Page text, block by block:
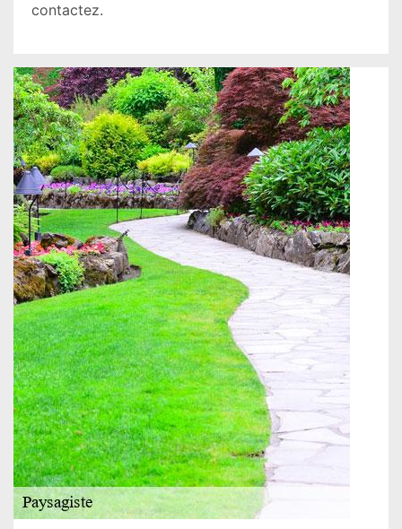
contactez.